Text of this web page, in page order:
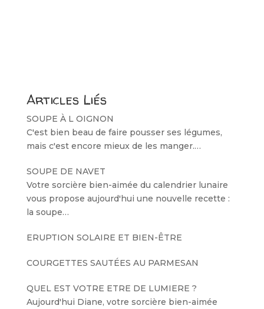
Articles Liés
SOUPE À L OIGNON
C'est bien beau de faire pousser ses légumes,
mais c'est encore mieux de les manger.…
SOUPE DE NAVET
Votre sorcière bien-aimée du calendrier lunaire
vous propose aujourd'hui une nouvelle recette :
la soupe…
ERUPTION SOLAIRE ET BIEN-ÊTRE
COURGETTES SAUTÉES AU PARMESAN
QUEL EST VOTRE ETRE DE LUMIERE ?
Aujourd'hui Diane, votre sorcière bien-aimée